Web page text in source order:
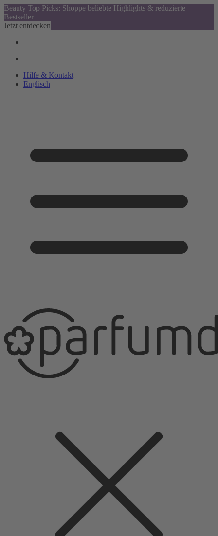
Beauty Top Picks: Shoppe beliebte Highlights & reduzierte
Bestseller
Jetzt entdecken
Hilfe & Kontakt
Englisch